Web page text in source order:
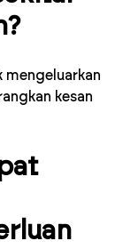
mengeluarkan
kesan